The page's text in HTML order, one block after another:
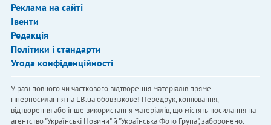
Реклама на сайті
Івенти
Редакція
Політики і стандарти
Угода конфіденційності
У разі повного чи часткового відтворення матеріалів пряме
гіперпосилання на LB.ua обов'язкове! Передрук, копіювання,
відтворення або інше використання матеріалів, що містять посилання на
агентство "Українськi Новини" й "Українська Фото Група", заборонено.